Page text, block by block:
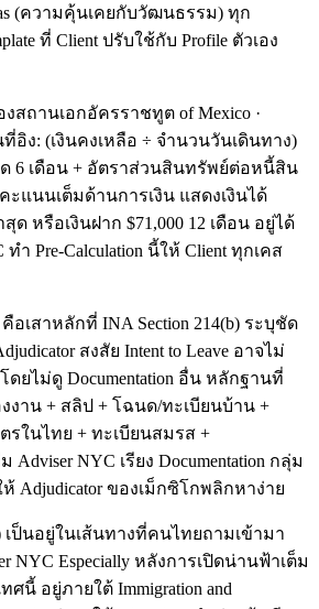
(ความคุ้นเคยกับวัฒนธรรม) ทุก
ที่ Client ปรับใช้กับ Profile ตัวเอง
สถานเอกอัครราชทูต of Mexico ·
อิง: (เงินคงเหลือ ÷ จำนวนวันเดินทาง)
6 เดือน + อัตราส่วนสินทรัพย์ต่อหนี้สิน
ะแนนเต็มด้านการเงิน แสดงเงินได้
สุด หรือเงินฝาก $71,000 12 เดือน อยู่ได้
ำ Pre-Calculation นี้ให้ Client ทุกเคส
คือเสาหลักที่ INA Section 214(b) ระบุชัด
สงสัย Intent to Leave อาจไม่
ยไม่ดู Documentation อื่น หลักฐานที่
งาน + สลิป + โฉนด/ทะเบียนบ้าน +
รในไทย + ทะเบียนสมรส +
Adviser NYC เรียง Documentation กลุ่ม
Adjudicator ของเม็กซิโกพลิกหาง่าย
เป็นอยู่ในเส้นทางที่คนไทยถามเข้ามา
NYC Especially หลังการเปิดน่านฟ้าเต็ม
ศนี้ อยู่ภายใต้ Immigration and